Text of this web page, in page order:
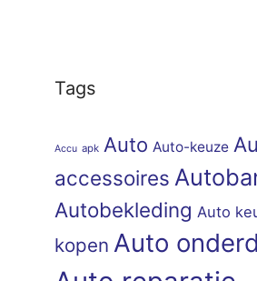
Tags
Accu apk Auto Auto-keuze
accessoires
Autobekleding Auto
kopen Auto